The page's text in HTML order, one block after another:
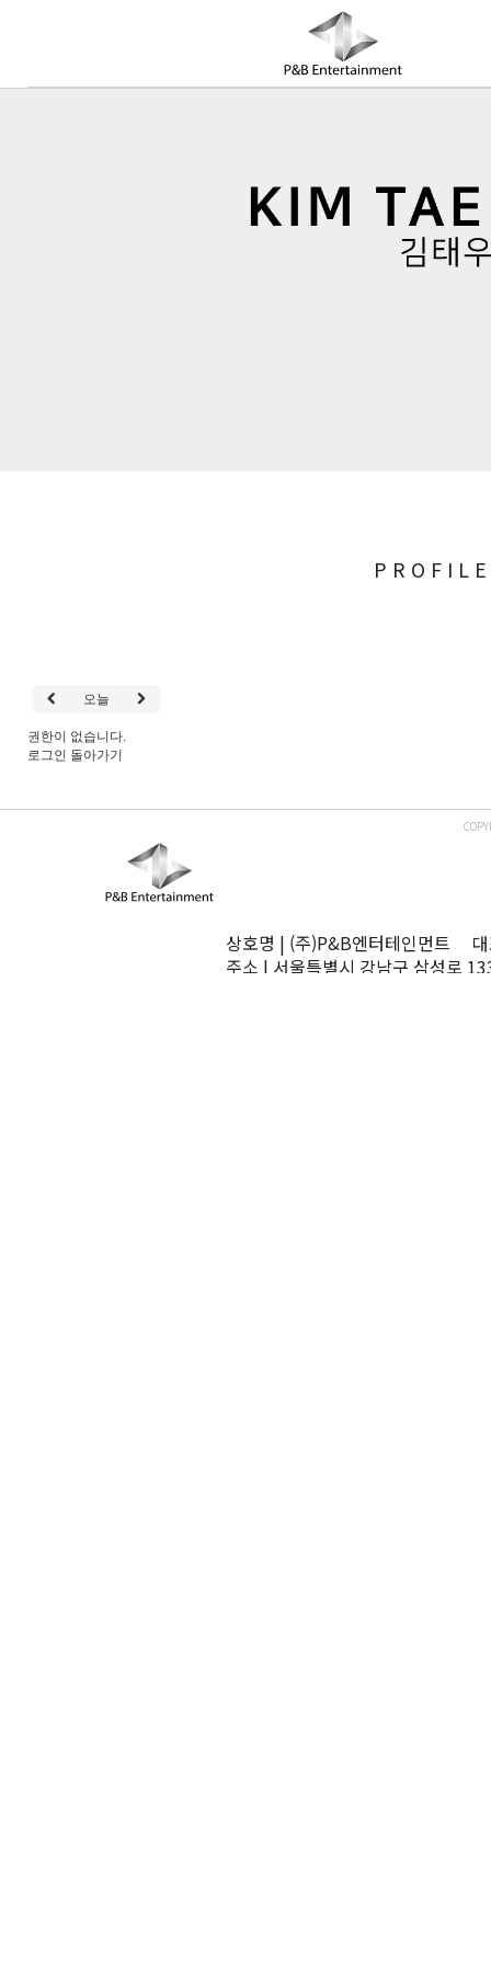
COMPANY
PROFILE
오늘
권한이 없습니다.
로그인 돌아가기
상호명 | (주)P&B엔터테인먼트
주소 | 서울특별시 강남구 삼성로